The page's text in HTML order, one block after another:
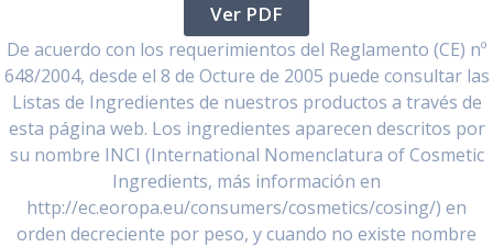
Ver PDF
De acuerdo con los requerimientos del Reglamento (CE) nº
648/2004, desde el 8 de Octure de 2005 puede consultar las
Listas de Ingredientes de nuestros productos a través de
esta página web. Los ingredientes aparecen descritos por
su nombre INCI (International Nomenclatura of Cosmetic
Ingredients, más información en
http://ec.eoropa.eu/consumers/cosmetics/cosing/) en
orden decreciente por peso, y cuando no existe nombre